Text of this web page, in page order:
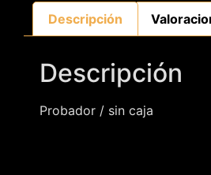
Descripción
Descripción
Probador / sin caja